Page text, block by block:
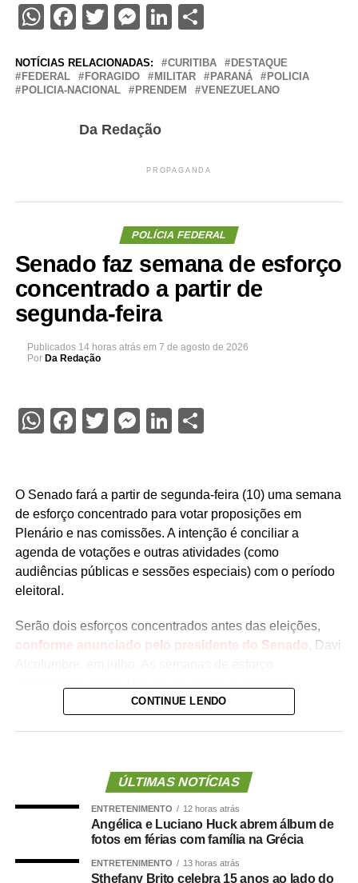
WhatsApp
Facebook
Twitter
Messenger
LinkedIn
Share
NOTÍCIAS RELACIONADAS: CURITIBA
DESTAQUE
FEDERAL
FORAGIDO MILITAR PARANÁ
POLICIA
POLICIA-NACIONAL
PRENDEM VENEZUELANO
Da Redação
PROPAGANDA
POLÍCIA FEDERAL
Senado faz semana de esforço
concentrado a partir de
segunda-feira
Publicados 14 horas atrás em 7 de agosto de 2026
Por Da Redação
WhatsApp
Facebook
Twitter
Messenger
LinkedIn
Share
O Senado fará a partir de segunda-feira (10) uma semana
de esforço concentrado para votar proposições em
Plenário e nas comissões. A intenção é conciliar a
agenda de votações e outras atividades (como
audiências públicas e sessões especiais) com o período
eleitoral.
Serão dois esforços concentrados antes das eleições,
conforme anunciado pelo presidente do Senado , Davi
agosto e 3 de setembro) devem coincidir com os esforços
Presidência do Senado, mas quatro medidas provisórias
(MPs) aguardam votação dos senadores e podem entrar
na ordem do dia. Todas as medidas tratam de crédito
extraordinário. Uma delas vence antes do segundo
isso, precisa ser votada em breve para não perder a
CONTINUE LENDO
ÚLTIMAS NOTÍCIAS
ENTRETENIMENTO 12 horas atrás
Angélica e Luciano Huck abrem álbum de
fotos em férias com família na Grécia
ENTRETENIMENTO 13 horas atrás
Sthefany Brito celebra 15 anos ao lado do